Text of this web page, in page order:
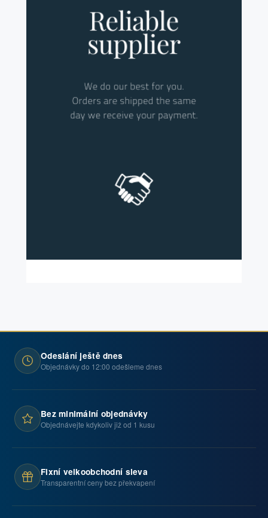
Odeslání ještě dnes
Objednávky do 12:00 odešleme dnes
Bez minimální objednávky
Objednávejte kdykoliv již od 1 kusu
Fixní velkoobchodní sleva
Transparentní ceny bez překvapení